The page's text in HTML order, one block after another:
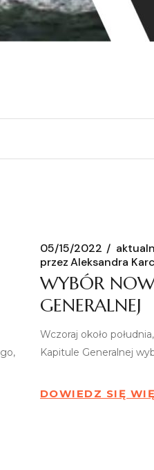
05/15/2022
przezAleksandra
WYBÓR
GENERALNEJ
Wczoraj około
Kapitule Generalnej
DOWIEDZ SIĘ